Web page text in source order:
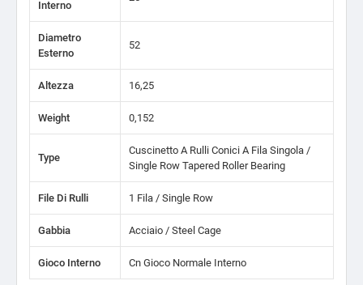
Interno
Diametro
Esterno
52
Altezza 16,25
Weight 0,152
Type
Cuscinetto A Rulli Conici A Fila Singola /
Single Row Tapered Roller Bearing
File Di Rulli 1 Fila / Single Row
Gabbia Acciaio / Steel Cage
Gioco Interno Cn Gioco Normale Interno